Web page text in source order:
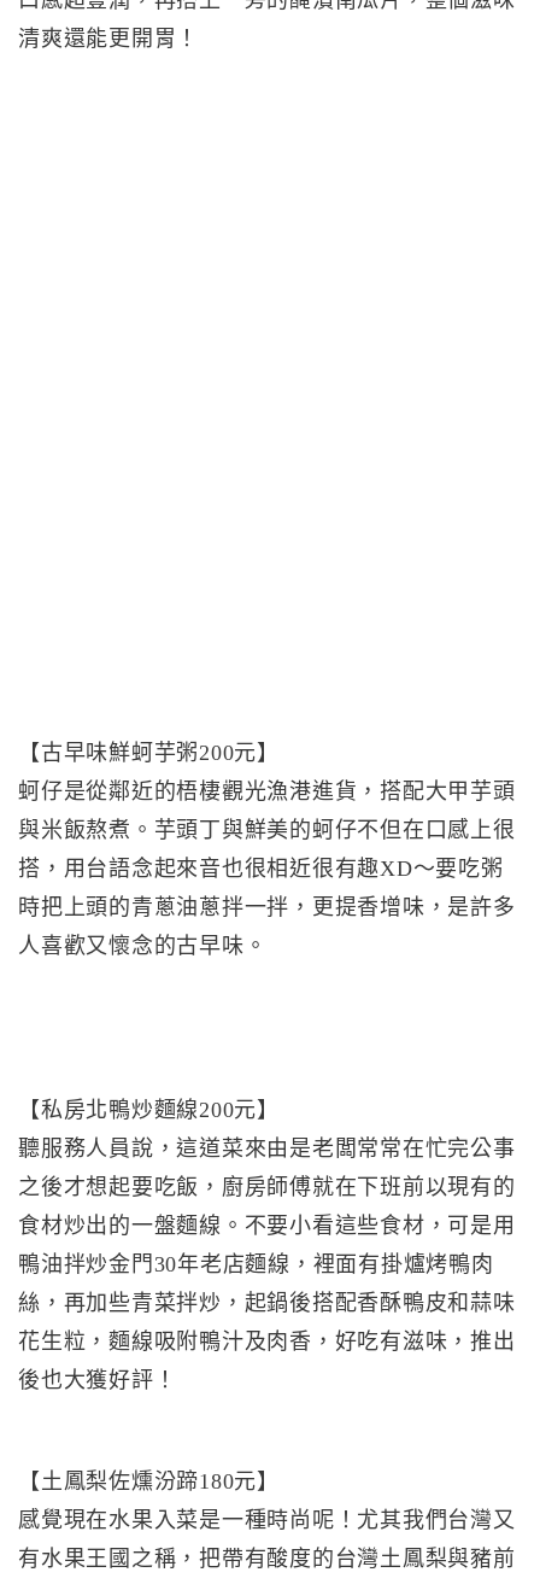
清爽還能更開胃！
【古早味鮮蚵芋粥200元】
蚵仔是從鄰近的梧棲觀光漁港進貨，搭配大甲芋頭
與米飯熬煮。芋頭丁與鮮美的蚵仔不但在口感上很
搭，用台語念起來音也很相近很有趣XD～要吃粥
時把上頭的青蔥油蔥拌一拌，更提香增味，是許多
人喜歡又懷念的古早味。
【私房北鴨炒麵線200元】
聽服務人員說，這道菜來由是老闆常常在忙完公事
之後才想起要吃飯，廚房師傅就在下班前以現有的
食材炒出的一盤麵線。不要小看這些食材，可是用
鴨油拌炒金門30年老店麵線，裡面有掛爐烤鴨肉
絲，再加些青菜拌炒，起鍋後搭配香酥鴨皮和蒜味
花生粒，麵線吸附鴨汁及肉香，好吃有滋味，推出
後也大獲好評！
【土鳳梨佐燻汾蹄180元】
感覺現在水果入菜是一種時尚呢！尤其我們台灣又
有水果王國之稱，把帶有酸度的台灣土鳳梨與豬前